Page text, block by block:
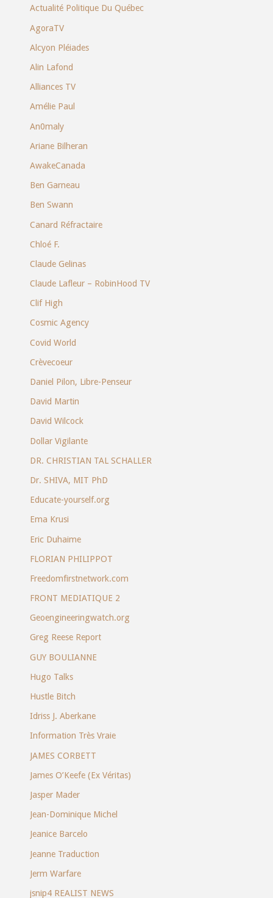
Actualité Politique Du Québec
AgoraTV
Alcyon Pléiades
Alin Lafond
Alliances TV
Amélie Paul
An0maly
Ariane Bilheran
AwakeCanada
Ben Garneau
Ben Swann
Canard Réfractaire
Chloé F.
Claude Gelinas
Claude Lafleur – RobinHood TV
Clif High
Cosmic Agency
Covid World
Crèvecoeur
Daniel Pilon, Libre-Penseur
David Martin
David Wilcock
Dollar Vigilante
DR. CHRISTIAN TAL SCHALLER
Dr. SHIVA, MIT PhD
Educate-yourself.org
Ema Krusi
Eric Duhaime
FLORIAN PHILIPPOT
Freedomfirstnetwork.com
FRONT MEDIATIQUE 2
Geoengineeringwatch.org
Greg Reese Report
GUY BOULIANNE
Hugo Talks
Hustle Bitch
Idriss J. Aberkane
Information Très Vraie
JAMES CORBETT
James O’Keefe (Ex Véritas)
Jasper Mader
Jean-Dominique Michel
Jeanice Barcelo
Jeanne Traduction
Jerm Warfare
jsnip4 REALIST NEWS